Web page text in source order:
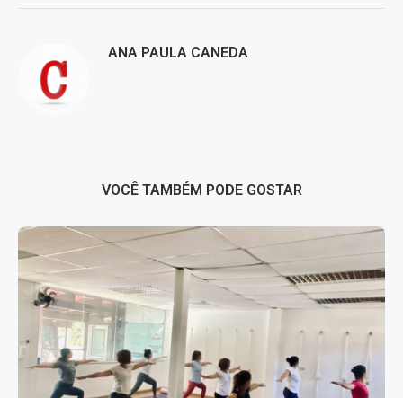
ANA PAULA CANEDA
VOCÊ TAMBÉM PODE GOSTAR